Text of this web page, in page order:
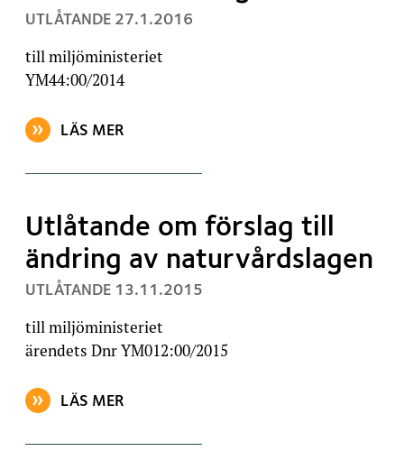
UTLÅTANDE , PUBLICERAT:
27.1.2016
till miljöministeriet
YM44:00/2014
LÄS MER
OM ARTIKELN: UTLÅTANDE OM UTKAST TILL
Utlåtande om förslag till
ändring av naturvårdslagen
UTLÅTANDE , PUBLICERAT:
13.11.2015
till miljöministeriet
ärendets Dnr YM012:00/2015
LÄS MER
OM ARTIKELN: UTLÅTANDE OM FÖRSLAG TILL